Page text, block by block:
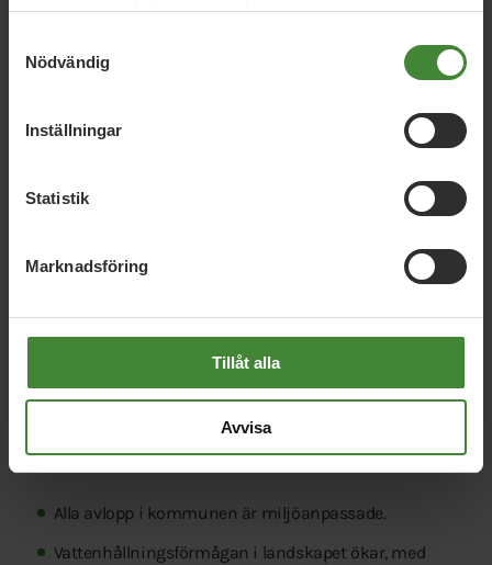
samlat in när du har använt deras tjänster.
Nödvändig
Inställningar
Statistik
Marknadsföring
Tillåt alla
Avvisa
kollektivtrafiken.
Säkra möjligheten till lokal livsmedelsproduktion
och stärka kommunens självförsörjningsförmåga.
Öka andelen lokalproducerad mat i kök och skolor.
Höja beredskapen för att kunna hantera extrema
väderhändelser.
Hållbarhet
Främja återbruk för kommuninvånare och
Vatten och avlopp
Alla avlopp i kommunen är miljöanpassade.
Vattenhållningsförmågan i landskapet ökar, med